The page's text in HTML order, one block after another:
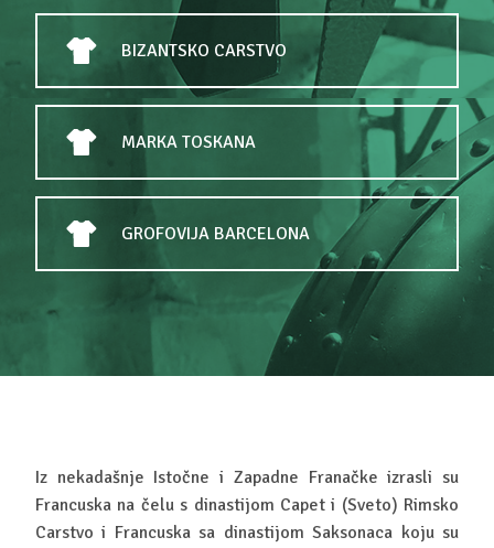
BIZANTSKO CARSTVO
MARKA TOSKANA
GROFOVIJA BARCELONA
Iz nekadašnje Istočne i Zapadne Franačke izrasli su
Francuska na čelu s dinastijom Capet i (Sveto) Rimsko
Carstvo i Francuska sa dinastijom Saksonaca koju su